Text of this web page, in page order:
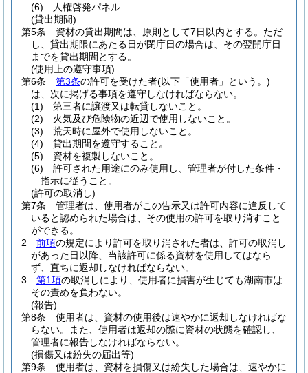
(6)
人権啓発パネル
(貸出期間)
第5条
資材の貸出期間は、原則として7日以内とする。 ただ
し、貸出期限にあたる日が閉庁日の場合は、その翌開庁日
までを貸出期間とする。
(使用上の遵守事項)
第6条
第3条の許可を受けた者(以下「使用者」という。)
は、次に掲げる事項を遵守しなければならない。
(1)
第三者に譲渡又は転貸しないこと。
(2)
火気及び危険物の近辺で使用しないこと。
(3)
荒天時に屋外で使用しないこと。
(4)
貸出期間を遵守すること。
(5)
資材を複製しないこと。
(6)
許可された用途にのみ使用し、管理者が付した条件・
指示に従うこと。
(許可の取消し)
第7条
管理者は、使用者がこの告示又は許可内容に違反して
いると認められた場合は、その使用の許可を取り消すこと
ができる。
2
前項の規定により許可を取り消された者は、許可の取消し
があった日以降、当該許可に係る資材を使用してはなら
ず、直ちに返却しなければならない。
3
第1項の取消しにより、使用者に損害が生じても湖南市は
その責めを負わない。
(報告)
第8条
使用者は、資材の使用後は速やかに返却しなければな
らない。
また、使用者は返却の際に資材の状態を確認し、
管理者に報告しなければならない。
(損傷又は紛失の届出等)
第9条
使用者は、資材を損傷又は紛失した場合は、速やかに